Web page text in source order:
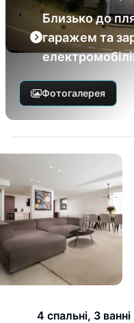
Близько до
гаражем та
Фотогалерея
4 спальні, 3 ванні